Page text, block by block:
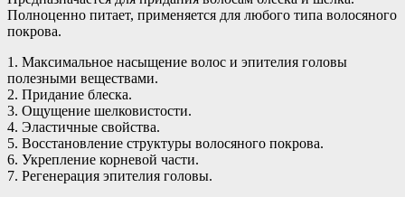
Полноценно питает, применяется для любого типа волосяного
покрова.
1. Максимальное насыщение волос и эпителия головы
полезными веществами.
2. Придание блеска.
3. Ощущение шелковистости.
4. Эластичные свойства.
5. Восстановление структуры волосяного покрова.
6. Укрепление корневой части.
7. Регенерация эпителия головы.